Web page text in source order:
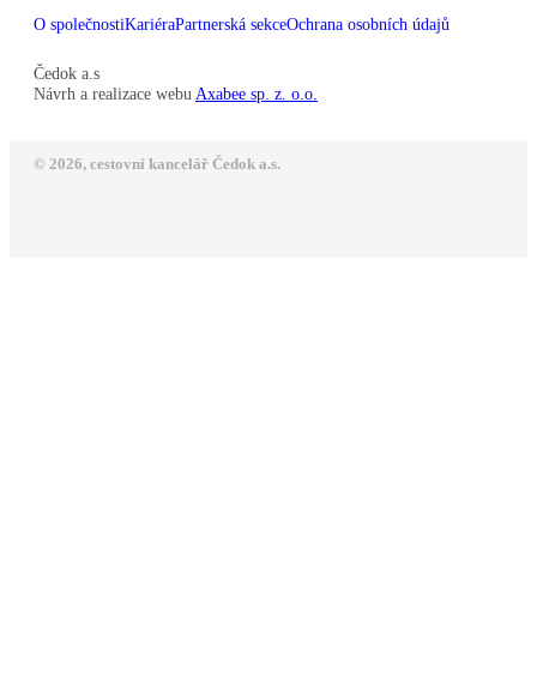
O společnostiKariéraPartnerská sekceOchrana osobních údajů
Čedok a.s
Návrh a realizace webu Axabee sp. z. o.o.
© 2026, cestovní kancelář Čedok a.s.